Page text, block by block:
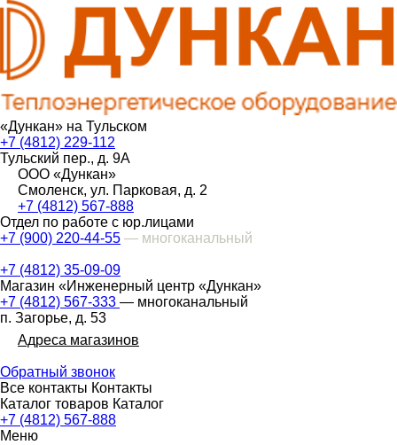
«Дункан» на Тульском
+7 (4812) 229-112
Тульский пер., д. 9А
ООО «Дункан»
Смоленск, ул. Парковая, д. 2
+7 (4812) 567-888
Отдел по работе с юр.лицами
+7 (900) 220-44-55 — многоканальный
+7 (4812) 35-09-09
Магазин «Инженерный центр «Дункан»
+7 (4812) 567-333 — многоканальный
п. Загорье, д. 53
Адреса магазинов
Обратный звонок
Все контакты Контакты
Каталог товаров Каталог
+7 (4812) 567-888
Меню